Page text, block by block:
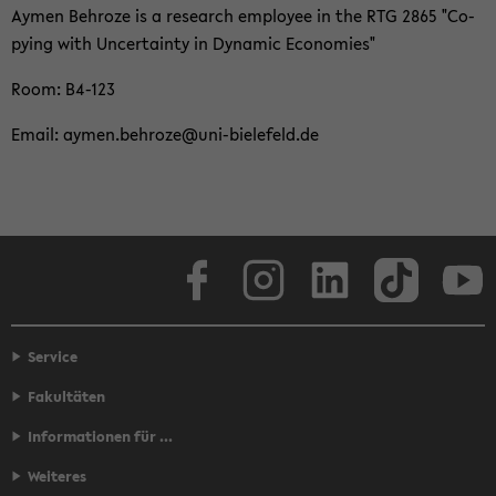
Aymen Behro­ze is a re­se­arch em­ployee in the RTG 2865 "Co­
py­ing with Un­cer­tain­ty in Dy­na­mic Eco­no­mies"
Room: B4-​123
Email: aymen.behro­ze@uni-​bielefeld.de
Face­book
Service
Fakultäten
Informationen für ...
Weiteres